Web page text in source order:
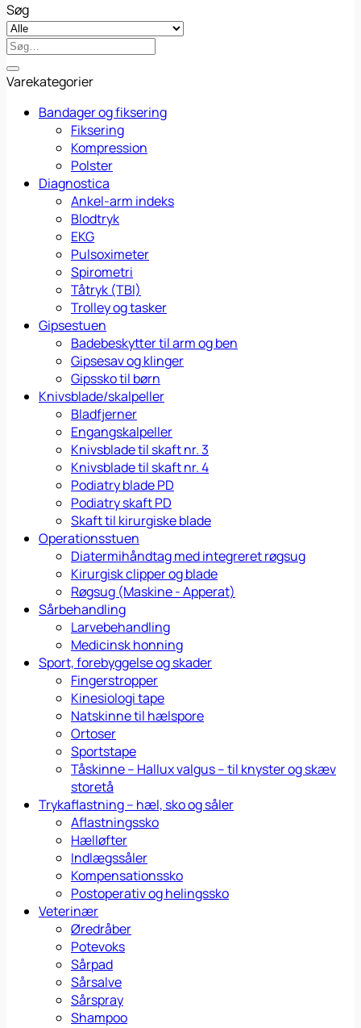
Søg
Søg
efter:
Varekategorier
Bandager og fiksering
Fiksering
Kompression
Polster
Diagnostica
Ankel-arm indeks
Blodtryk
EKG
Pulsoximeter
Spirometri
Tåtryk (TBI)
Trolley og tasker
Gipsestuen
Badebeskytter til arm og ben
Gipsesav og klinger
Gipssko til børn
Knivsblade/skalpeller
Bladfjerner
Engangskalpeller
Knivsblade til skaft nr. 3
Knivsblade til skaft nr. 4
Podiatry blade PD
Podiatry skaft PD
Skaft til kirurgiske blade
Operationsstuen
Diatermihåndtag med integreret røgsug
Kirurgisk clipper og blade
Røgsug (Maskine - Apperat)
Sårbehandling
Larvebehandling
Medicinsk honning
Sport, forebyggelse og skader
Fingerstropper
Kinesiologi tape
Natskinne til hælspore
Ortoser
Sportstape
Tåskinne – Hallux valgus – til knyster og skæv
storetå
Trykaflastning – hæl, sko og såler
Aflastningssko
Hælløfter
Indlægssåler
Kompensationssko
Postoperativ og helingssko
Veterinær
Øredråber
Potevoks
Sårpad
Sårsalve
Sårspray
Shampoo